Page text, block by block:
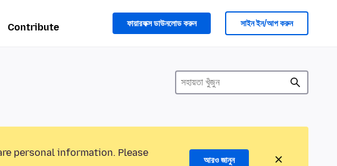
Contribute ফায়ারফক্স ডাউনলোড করুন সাইন ইন/আপ করুন
personal information. Please
আরও জানুন